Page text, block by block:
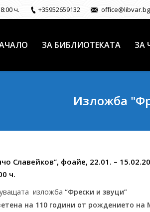
ч. +35952659132 office@libvar.bg
ЗА БИБЛИОТЕКАТА ЗА
Изложба
Славейков”, фоайе, 22.01. –
ч.
изложба “Фрески и звуци”
на 110 години от рождението на